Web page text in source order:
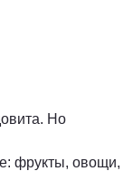
Но
фрукты, овощи,